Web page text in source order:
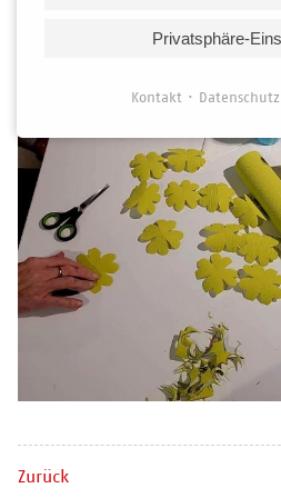
Zurück
Privatsphäre-
Kontakt Datenschutz